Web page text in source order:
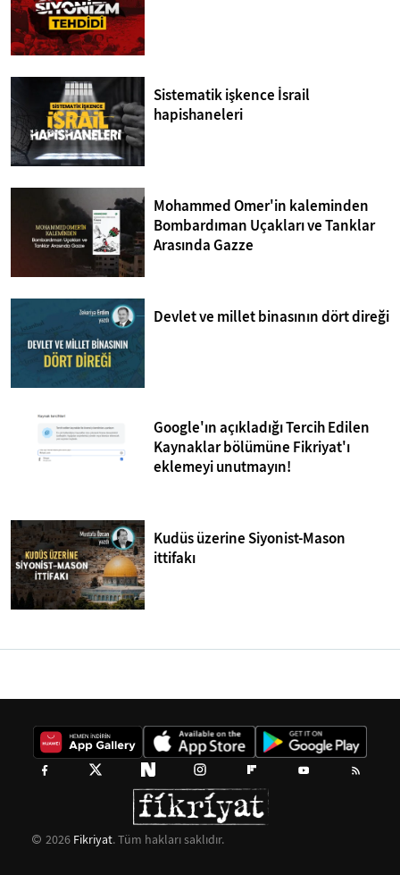
Sistematik işkence İsrail
hapishaneleri
Mohammed Omer'in kaleminden
Bombardıman Uçakları ve Tanklar
Arasında Gazze
Devlet ve millet binasının dört direği
Google'ın açıkladığı Tercih Edilen
Kaynaklar bölümüne Fikriyat'ı
eklemeyi unutmayın!
Kudüs üzerine Siyonist-Mason
ittifakı
2026 Fikriyat. Tüm hakları saklıdır.